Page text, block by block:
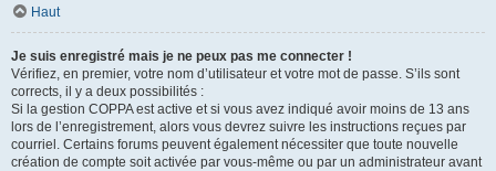
Haut
Je suis enregistré mais je ne peux pas me connecter !
Vérifiez, en premier, votre nom d’utilisateur et votre mot de passe. S’ils sont
corrects, il y a deux possibilités :
Si la gestion COPPA est active et si vous avez indiqué avoir moins de 13 ans
lors de l’enregistrement, alors vous devrez suivre les instructions reçues par
courriel. Certains forums peuvent également nécessiter que toute nouvelle
création de compte soit activée par vous-même ou par un administrateur avant